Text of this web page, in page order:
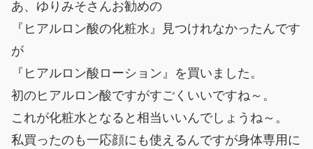
あ、ゆりみそさんお勧めの
『ヒアルロン酸の化粧水』見つけれなかったんです
が
『ヒアルロン酸ローション』を買いました。
初のヒアルロン酸ですがすごくいいですね～。
これが化粧水となると相当いいんでしょうね～。
私買ったのも一応顔にも使えるんですが身体専用に